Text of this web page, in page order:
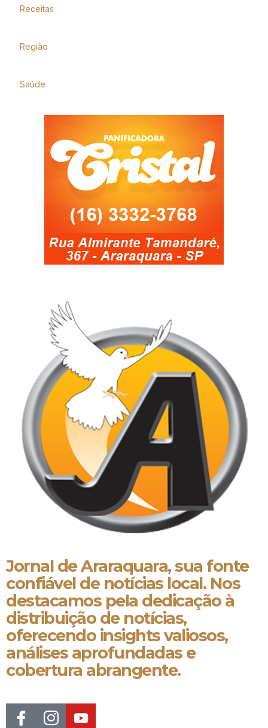
Receitas
Região
Saúde
Jornal de Araraquara, sua fonte
confiável de notícias local. Nos
destacamos pela dedicação à
distribuição de notícias,
oferecendo insights valiosos,
análises aprofundadas e
cobertura abrangente.